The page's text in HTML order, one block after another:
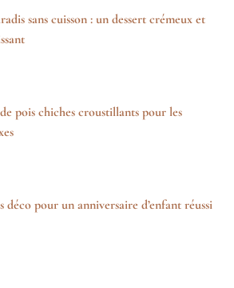
sans cuisson : un dessert crémeux et
pois chiches croustillants pour les
déco pour un anniversaire d’enfant réussi